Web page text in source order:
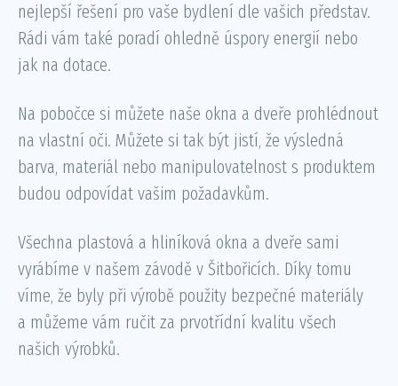
nejlepší řešení pro vaše bydlení dle vašich představ.
Rádi vám také poradí ohledně úspory energií nebo
jak na dotace.
Na pobočce si můžete naše okna a dveře prohlédnout
na vlastní oči. Můžete si tak být jistí, že výsledná
barva, materiál nebo manipulovatelnost s produktem
budou odpovídat vašim požadavkům.
Všechna plastová a hliníková okna a dveře sami
vyrábíme v našem závodě v Šitbořicích. Díky tomu
víme, že byly při výrobě použity bezpečné materiály
a můžeme vám ručit za prvotřídní kvalitu všech
našich výrobků.